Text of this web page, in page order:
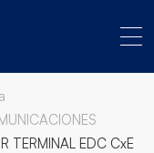
TERMINAL EDC CxE